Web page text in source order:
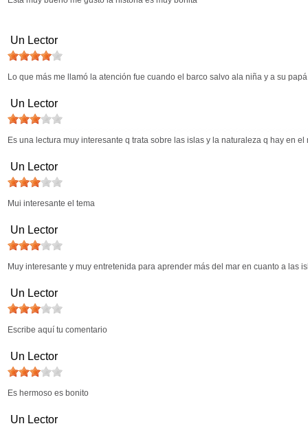
Un Lector
Lo que más me llamó la atención fue cuando el barco salvo ala niña y a su
Un Lector
Es una lectura muy interesante q trata sobre las islas y la naturaleza q hay en
Un Lector
Mui interesante el tema
Un Lector
Muy interesante y muy entretenida para aprender más del mar en cuanto a las
Un Lector
Escribe aquí tu comentario
Un Lector
Es hermoso es bonito
Un Lector